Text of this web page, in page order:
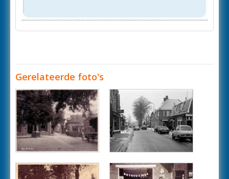
Gerelateerde foto's